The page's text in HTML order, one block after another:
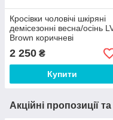
Кросівки чоловічі шкіряні
демісезонні весна/осінь
Brown коричневі
2 250 ₴
Купити
Акційні пропозиції